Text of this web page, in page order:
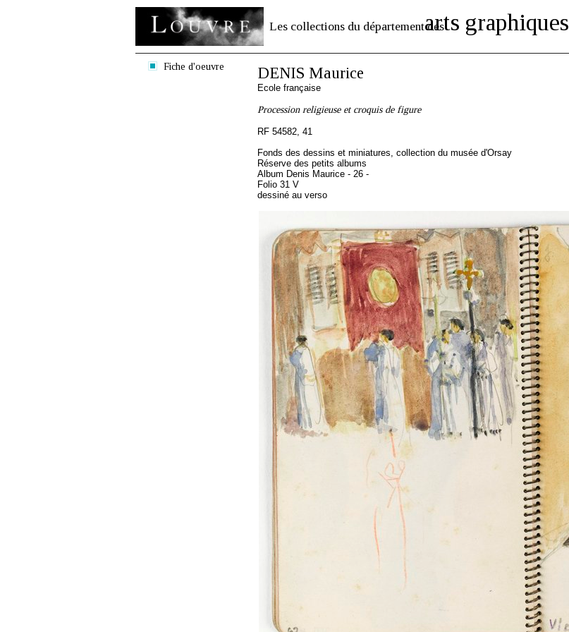
Les collections du département desarts graphiques
Fiche d'oeuvre DENIS Maurice
Ecole française
Procession religieuse et croquis de figure
RF 54582, 41
Fonds des dessins et miniatures, collection du musée d'Orsay
Réserve des petits albums
Album Denis Maurice - 26 -
Folio 31 V
dessiné au verso